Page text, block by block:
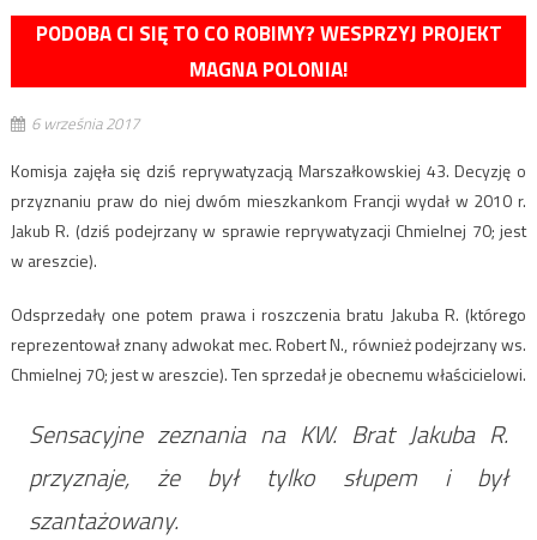
PODOBA CI SIĘ TO CO ROBIMY? WESPRZYJ PROJEKT
MAGNA POLONIA!
6 września 2017
Komisja zajęła się dziś reprywatyzacją Marszałkowskiej 43. Decyzję o
przyznaniu praw do niej dwóm mieszkankom Francji wydał w 2010 r.
Jakub R. (dziś podejrzany w sprawie reprywatyzacji Chmielnej 70; jest
w areszcie).
Odsprzedały one potem prawa i roszczenia bratu Jakuba R. (którego
reprezentował znany adwokat mec. Robert N., również podejrzany ws.
Chmielnej 70; jest w areszcie). Ten sprzedał je obecnemu właścicielowi.
Sensacyjne zeznania na KW. Brat Jakuba R.
przyznaje, że był tylko słupem i był
szantażowany.